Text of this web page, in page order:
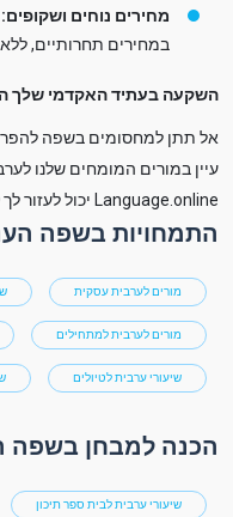
מחירים נוחים ושקופים:
במחירים תחרותיים,
השקעה בעתיד האקדמי שלך
אל תתן למחסומים בשפה
עיין במורים המומחים שלנו
Language.online יכול לעזור לך להצטיין בלימודי הערבית שלך.
התמחויות בשפה
מורים לערבית עסקית
מורים לערבית למתחילים
שיעורי ערבית לטיולים
הכנה למבחן בשפה
שיעורי ערבית לבית ספר תיכון